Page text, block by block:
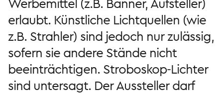
Werbemittel (z.B. Banner, Aufsteller)
erlaubt. Künstliche Lichtquellen (wie
z.B. Strahler) sind jedoch nur zulässig,
sofern sie andere Stände nicht
beeinträchtigen. Stroboskop-Lichter
sind untersagt. Der Aussteller darf